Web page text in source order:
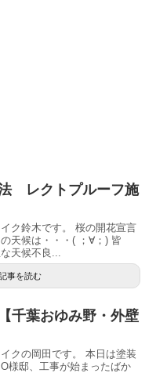
法 レクトプルーフ施
ク鈴木です。 桜の開花宣言
天候は・・・( ；∀；) 皆
天候不良...
事を読む
千葉おゆみ野・外壁
クの岡田です。 本日は塗装
様邸、工事が始まったばか